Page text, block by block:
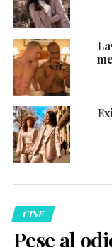
CINE
Pese al